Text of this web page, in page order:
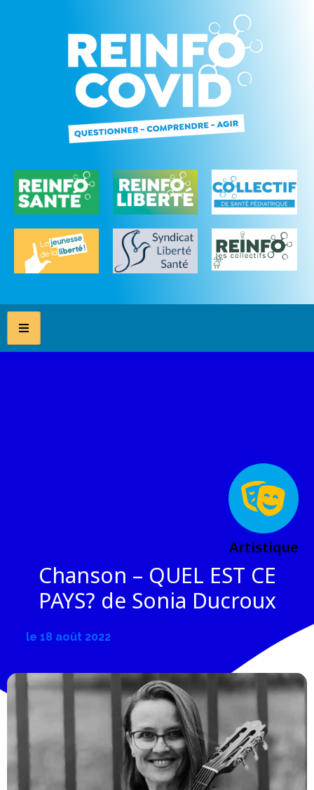
Artistique
Chanson – QUEL EST CE
PAYS? de Sonia Ducroux
le18 août 2022